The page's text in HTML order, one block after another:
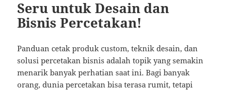
Seru untuk Desain dan
Bisnis Percetakan!
Panduan cetak produk custom, teknik desain, dan
solusi percetakan bisnis adalah topik yang semakin
menarik banyak perhatian saat ini. Bagi banyak
orang, dunia percetakan bisa terasa rumit, tetapi